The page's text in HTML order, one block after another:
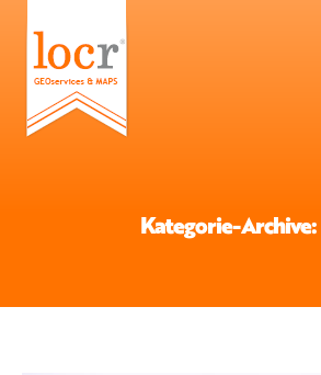
Kategorie-Archive: